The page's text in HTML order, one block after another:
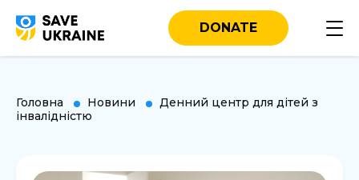
DONATE
Головна Новини
Денний центр для дітей з
інвалідністю